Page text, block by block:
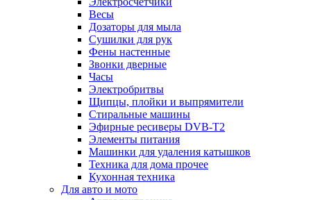
Весы
Дозаторы для мыла
Сушилки для рук
Фены настенные
Звонки дверные
Часы
Электробритвы
Щипцы, плойки и выпрямители
Стиральные машины
Эфирные ресиверы DVB-T2
Элементы питания
Машинки для удаления катышков
Техника для дома прочее
Кухонная техника
Для авто и мото